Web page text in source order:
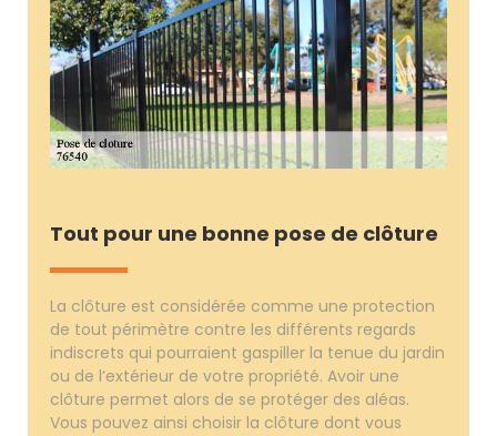
Tout pour une bonne pose de clôture
La clôture est considérée comme une protection
de tout périmètre contre les différents regards
indiscrets qui pourraient gaspiller la tenue du jardin
ou de l’extérieur de votre propriété. Avoir une
clôture permet alors de se protéger des aléas.
Vous pouvez ainsi choisir la clôture dont vous